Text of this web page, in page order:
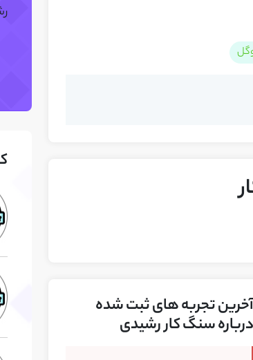
آخرین تجربه های ثبت شده
درباره سنگ کار رشیدی